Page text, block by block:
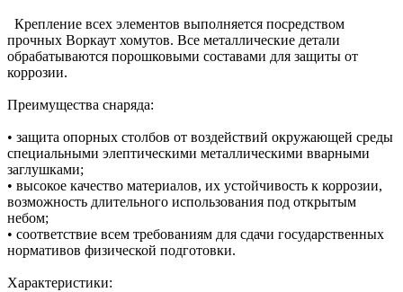
Крепление всех элементов выполняется посредством
прочных Воркаут хомутов. Все металлические детали
обрабатываются порошковыми составами для защиты от
коррозии.
Преимущества снаряда:
• защита опорных столбов от воздействий окружающей среды
специальными элептическими металлическими вварными
заглушками;
• высокое качество материалов, их устойчивость к коррозии,
возможность длительного использования под открытым
небом;
• соответствие всем требованиям для сдачи государственных
нормативов физической подготовки.
Характеристики: